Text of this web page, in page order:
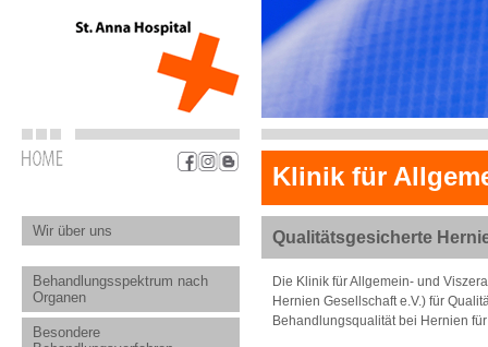
Klinik für
Wir über uns
Behandlungsspektrum nach
Organen
Besondere
Qualitätsgesicherte
Die Klinik für Allgemein- und
Hernien Gesellschaft e.V.) für
Behandlungsqualität bei Hernien